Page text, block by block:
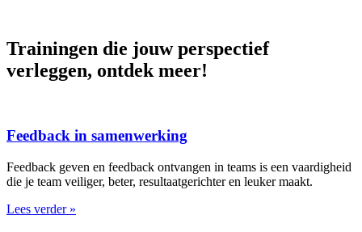
Trainingen die jouw perspectief
verleggen, ontdek meer!
Feedback in samenwerking
Feedback geven en feedback ontvangen in teams is een vaardigheid
die je team veiliger, beter, resultaatgerichter en leuker maakt.
Lees verder »